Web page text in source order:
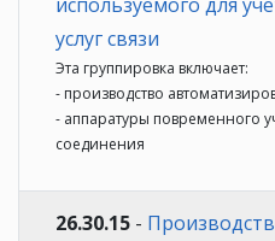
услуг связи
Эта группировка включает:
- производство
- аппаратуры повременного
соединения
26.30.15 -